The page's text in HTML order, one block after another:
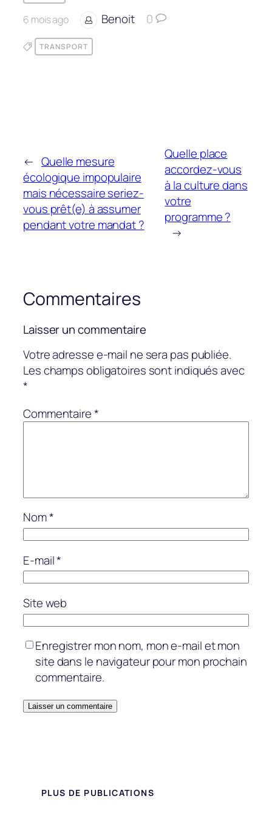
6 mois ago Benoit 0
TRANSPORT
← Quelle mesure
écologique impopulaire
mais nécessaire seriez-
vous prêt(e) à assumer
pendant votre mandat ?
Quelle place
accordez-vous
à la culture dans
votre
programme ?
→
Commentaires
Laisser un commentaire
Votre adresse e-mail ne sera pas publiée.
Les champs obligatoires sont indiqués avec
*
Commentaire*
Nom*
E-mail*
Site web
Enregistrer mon nom, mon e-mail et mon
site dans le navigateur pour mon prochain
commentaire.
PLUS DE PUBLICATIONS